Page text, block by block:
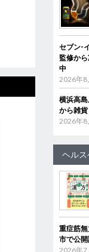
セブン‐
監修か
中
2026年8
横浜高
から雑
2026年8
ヘルス
重症筋
市で公
2026年7